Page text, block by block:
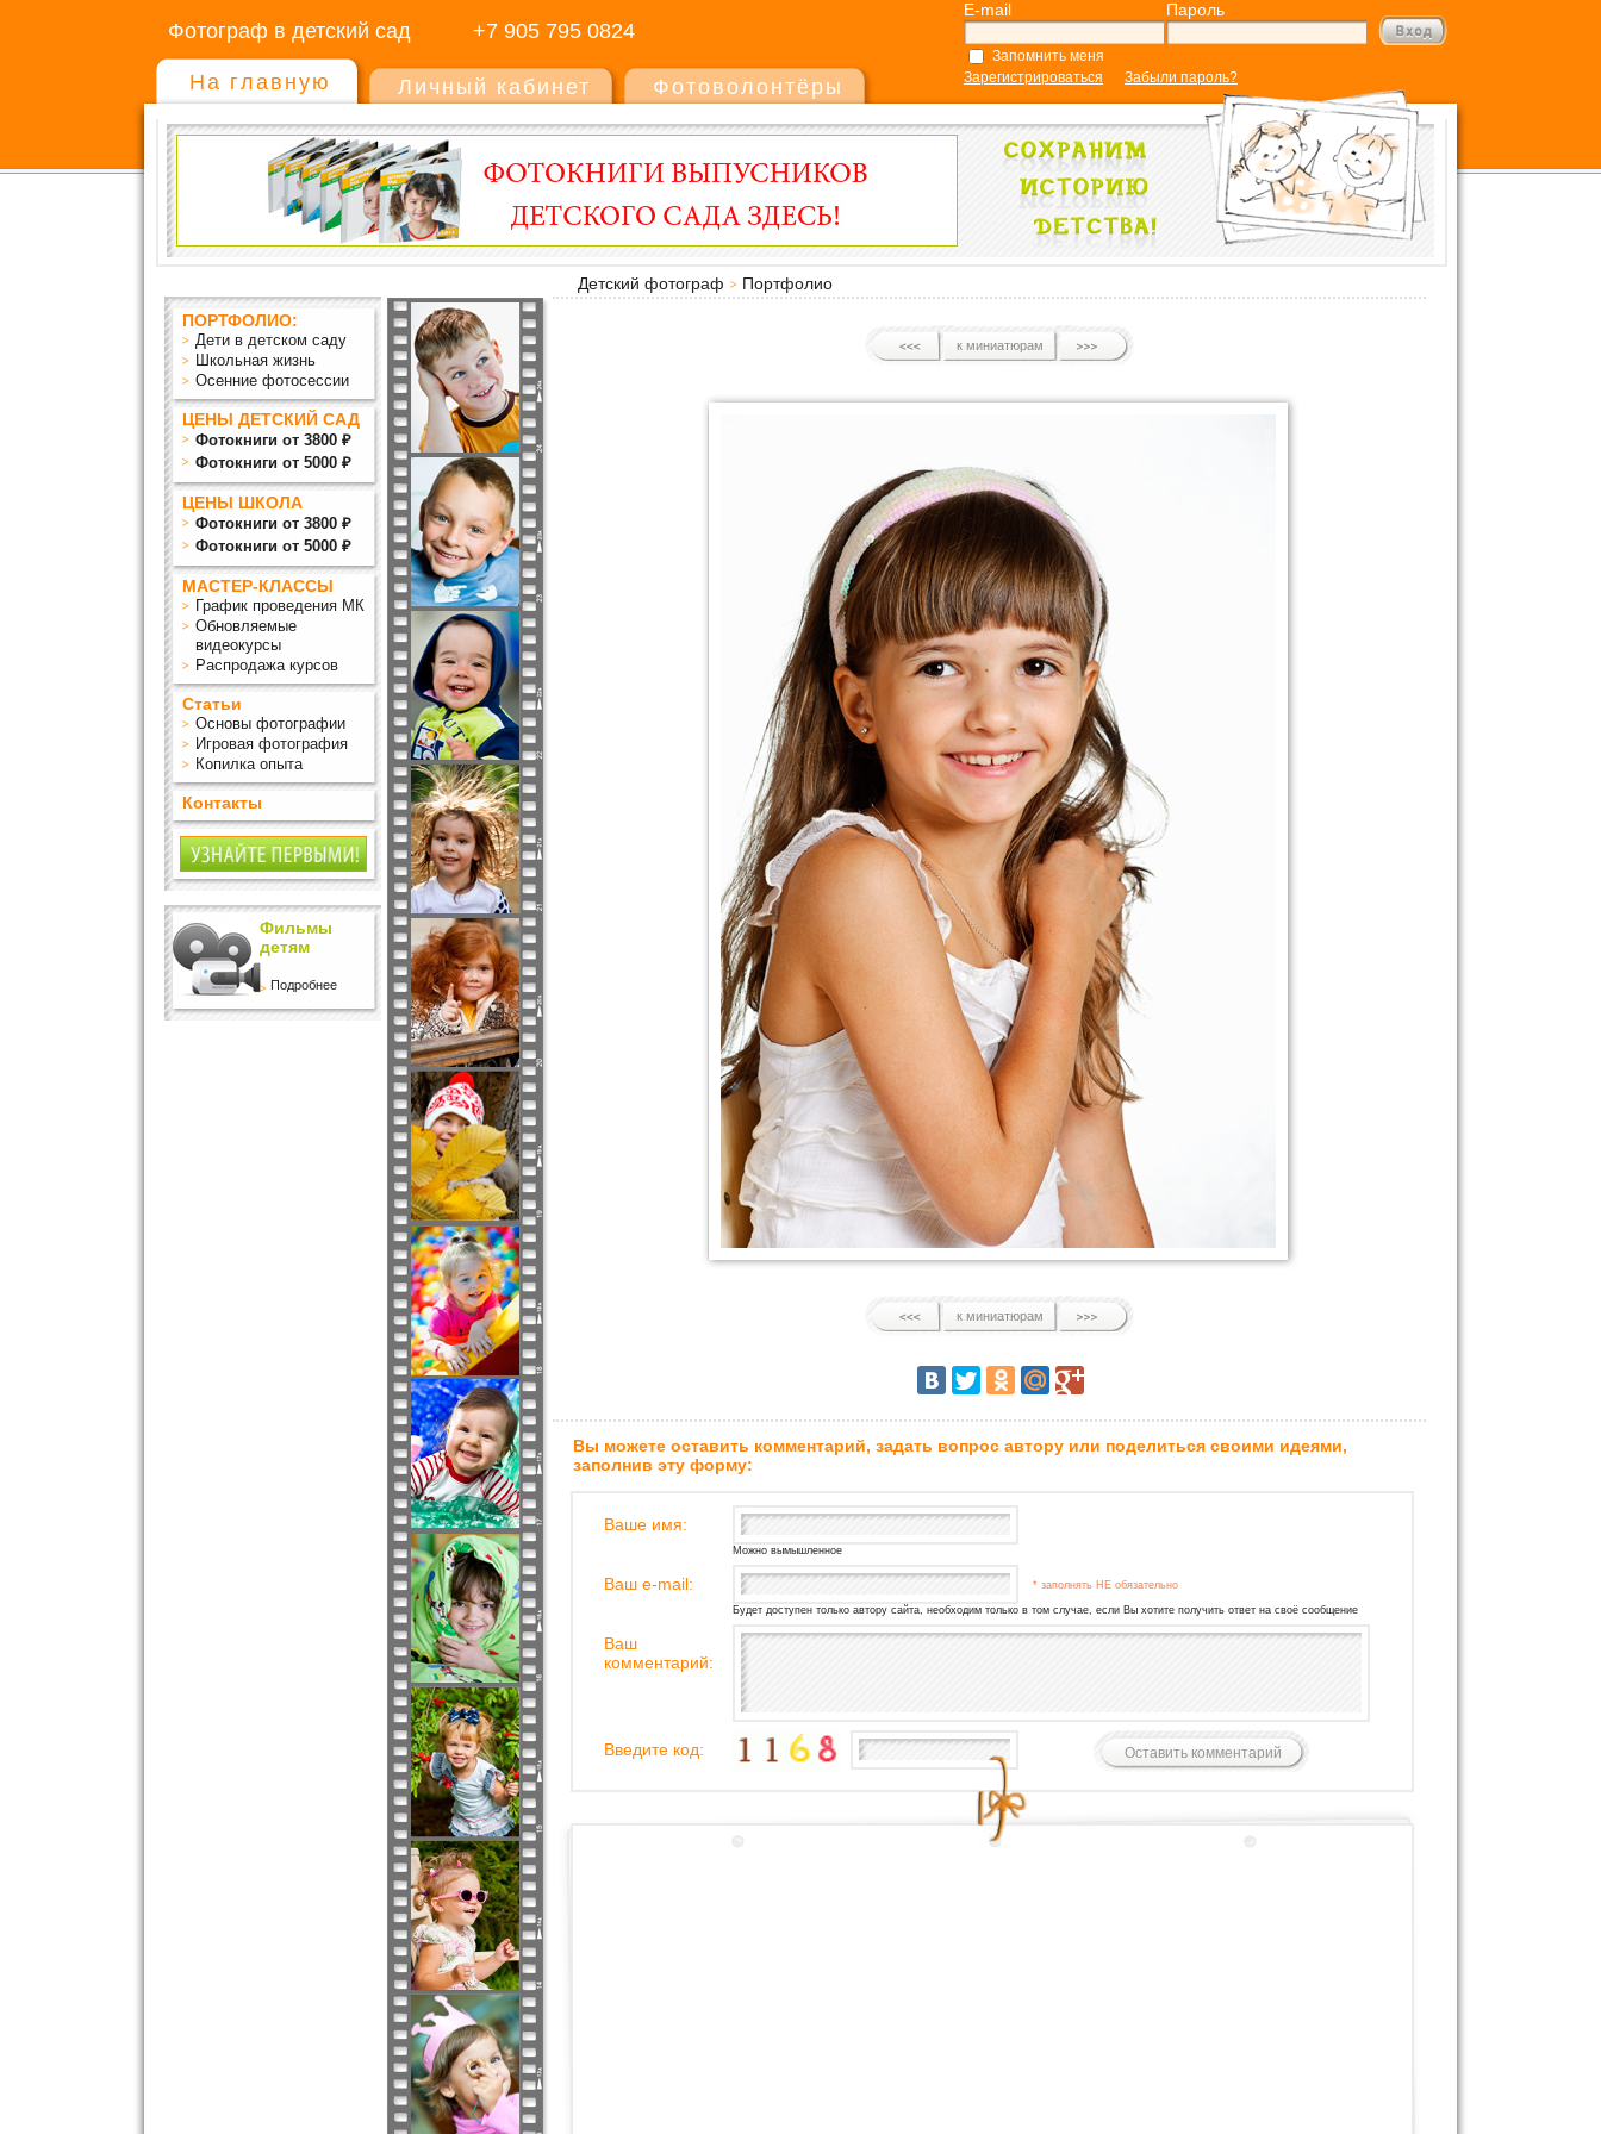
Фотограф в детский сад +7 905 795 0824
E-mail Пароль
Запомнить меня
Зарегистрироваться
Забыли пароль?
На главную Личный кабинет Фотоволонтёры
Детский фотограф
Портфолио
ПОРТФОЛИО:
Дети в детском саду
Школьная жизнь
Осенние фотосессии
ЦЕНЫ ДЕТСКИЙ САД
Фотокниги от 3800 ₽
Фотокниги от 5000 ₽
ЦЕНЫ ШКОЛА
Фотокниги от 3800 ₽
Фотокниги от 5000 ₽
МАСТЕР-КЛАССЫ
График проведения МК
Обновляемые
видеокурсы
Распродажа курсов
Статьи
Основы фотографии
Игровая фотография
Копилка опыта
Контакты
Фильмы
детям
Подробнее
к миниатюрам
к миниатюрам
Вы можете оставить комментарий, задать вопрос автору или поделиться своими идеями,
заполнив эту форму:
Ваше имя:
Можно вымышленное
Ваш e-mail: * заполнять НЕ обязательно
Будет доступен только автору сайта, необходим только в том случае, если Вы хотите получить ответ на своё сообщение
Ваш
комментарий:
Введите код: